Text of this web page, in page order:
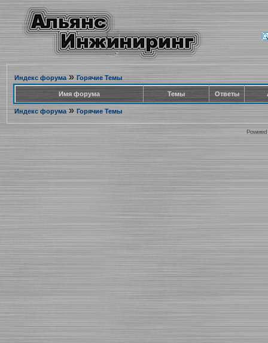
Индекс форума» Горячие Темы
Имя форума Темы Ответы
Индекс форума» Горячие Темы